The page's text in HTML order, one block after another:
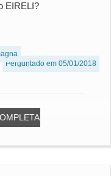
EIRELI?
Perguntado em 05/01/2018